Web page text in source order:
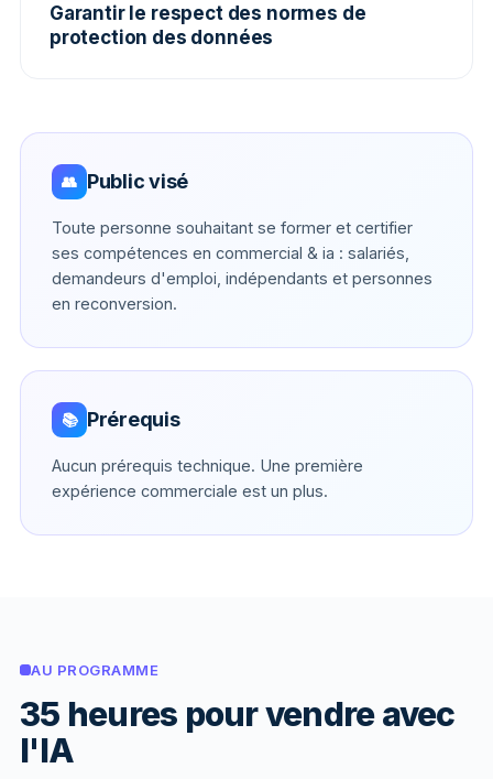
Garantir le respect des normes de
protection des données
👥 Public visé
Toute personne souhaitant se former et certifier
ses compétences en commercial & ia : salariés,
demandeurs d'emploi, indépendants et personnes
en reconversion.
📚 Prérequis
Aucun prérequis technique. Une première
expérience commerciale est un plus.
AU PROGRAMME
35 heures pour vendre avec
l'IA